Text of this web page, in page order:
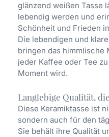
glänzend weißen Tasse
lebendig werden und
Schönheit und Frieden
Die lebendigen und
bringen das himmlische
jeder Kaffee oder Tee
Moment wird.
Langlebige Qualität,
Diese Keramiktasse ist
sondern auch für den
Sie behält ihre Qualität